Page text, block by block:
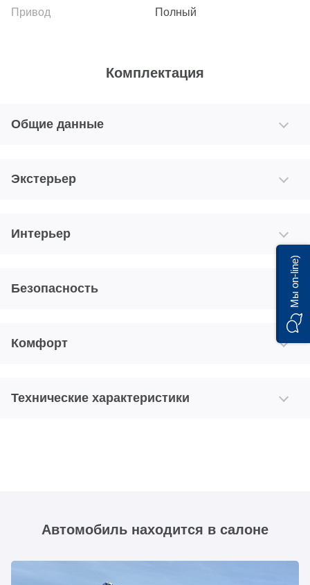
Полный
Комплектация
Общие данные
Экстерьер
Интерьер
Безопасность
Комфорт
Технические характеристики
Автомобиль находится в салоне
Мы on-line)